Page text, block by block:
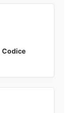
Codice